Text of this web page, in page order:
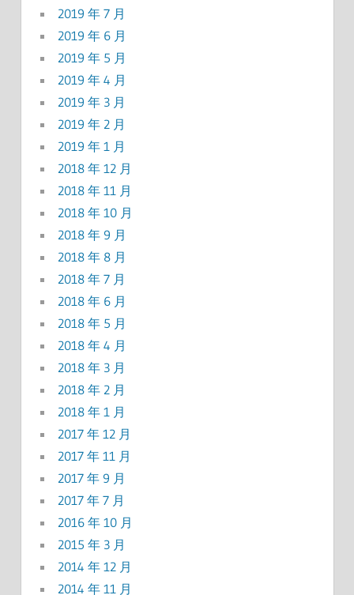
2019 年 7 月
2019 年 6 月
2019 年 5 月
2019 年 4 月
2019 年 3 月
2019 年 2 月
2019 年 1 月
2018 年 12 月
2018 年 11 月
2018 年 10 月
2018 年 9 月
2018 年 8 月
2018 年 7 月
2018 年 6 月
2018 年 5 月
2018 年 4 月
2018 年 3 月
2018 年 2 月
2018 年 1 月
2017 年 12 月
2017 年 11 月
2017 年 9 月
2017 年 7 月
2016 年 10 月
2015 年 3 月
2014 年 12 月
2014 年 11 月